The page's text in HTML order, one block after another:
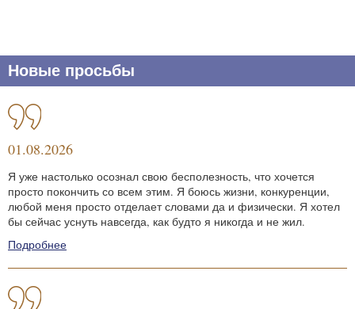
Новые просьбы
01.08.2026
Я уже настолько осознал свою бесполезность, что хочется
просто покончить со всем этим. Я боюсь жизни, конкуренции,
любой меня просто отделает словами да и физически. Я хотел
бы сейчас уснуть навсегда, как будто я никогда и не жил.
Подробнее